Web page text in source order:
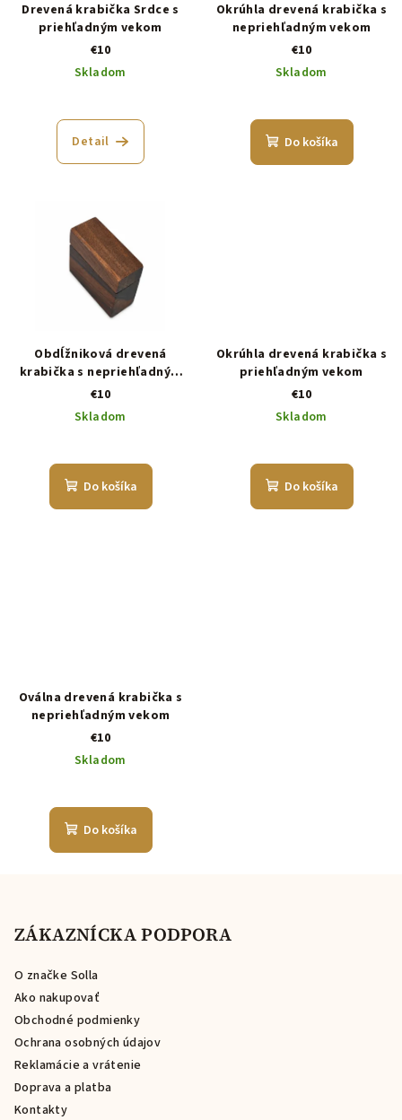
Drevená krabička Srdce s
priehľadným vekom
€10
Skladom
Detail
Okrúhla drevená krabička s
nepriehľadným vekom
€10
Skladom
Do košíka
Obdĺžniková drevená
krabička s nepriehľadným
vekom
€10
Skladom
Do košíka
Okrúhla drevená krabička s
priehľadným vekom
€10
Skladom
Do košíka
Oválna drevená krabička s
nepriehľadným vekom
€10
Skladom
Do košíka
ZÁKAZNÍCKA PODPORA
O značke Solla
Ako nakupovať
Obchodné podmienky
Ochrana osobných údajov
Reklamácie a vrátenie
Doprava a platba
Kontakty